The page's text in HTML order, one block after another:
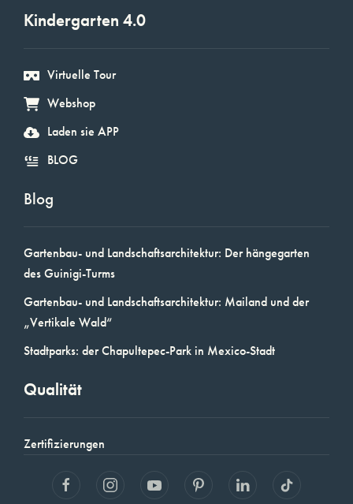
Kindergarten 4.0
Virtuelle Tour
Webshop
Laden sie APP
BLOG
Blog
Gartenbau- und Landschaftsarchitektur: Der hängegarten
des Guinigi-Turms
Gartenbau- und Landschaftsarchitektur: Mailand und der
„Vertikale Wald“
Stadtparks: der Chapultepec-Park in Mexico-Stadt
Qualität
Zertifizierungen